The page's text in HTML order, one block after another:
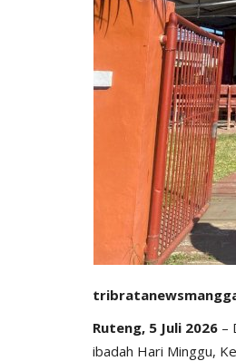
Ruteng, 5 Juli 2026 –
ibadah Hari Minggu,